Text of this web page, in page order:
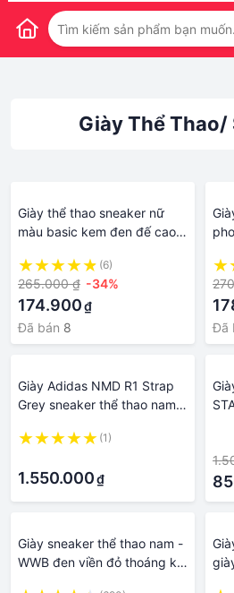
Giày Thể Thao/
Giày thể thao sneaker nữ
màu basic kem đen đế cao
học FLORA G81
(6)
265.000 ₫ -34%
174.900₫
Đã bán 8
đi
Đã
Giày Adidas NMD R1 Strap
Grey sneaker thể thao nam
Chính Hãng - Sneaker89-
(1)
1.550.000₫
Giày sneaker thể thao nam -
WWB đen viền đỏ thoáng khí